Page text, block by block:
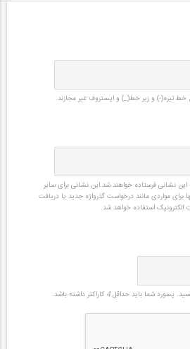
خط تیره(-) و زیر خط(_) و اپستروف غیر مجازند.
نشانی فرستاده خواهند شد.این نشانی برای سایر
برای مواردی مانند درخواست گذرواژه جدید یا دریافت
استفاده خواهد شد.
پسورد شما باید حداقل4 کاراکتر داشته باشد.